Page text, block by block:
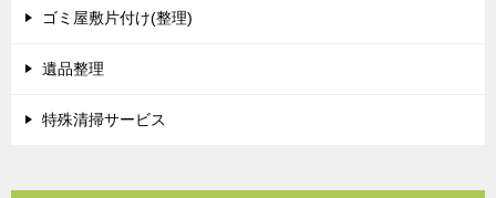
ゴミ屋敷片付け(整理)
遺品整理
特殊清掃サービス